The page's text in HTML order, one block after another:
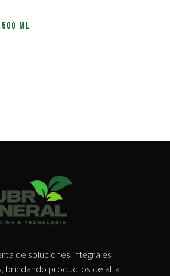
ml
de soluciones integrales
brindando productos de alta